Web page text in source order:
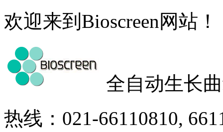
欢迎来到Bioscreen网站！
全自动生长
热线：021-66110810,